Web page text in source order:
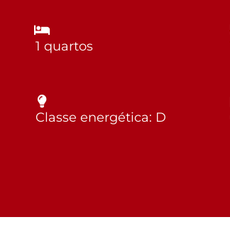
1 quartos
Classe energética: D